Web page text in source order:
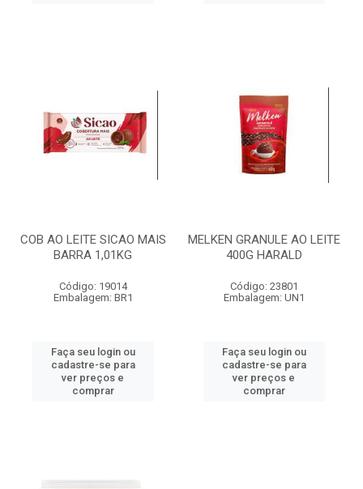
COB AO LEITE SICAO MAIS
BARRA 1,01KG
Código: 19014
Embalagem: BR1
Faça seu login ou
cadastre-se para
ver preços e
comprar
MELKEN GRANULE AO LEITE
400G HARALD
Código: 23801
Embalagem: UN1
Faça seu login ou
cadastre-se para
ver preços e
comprar